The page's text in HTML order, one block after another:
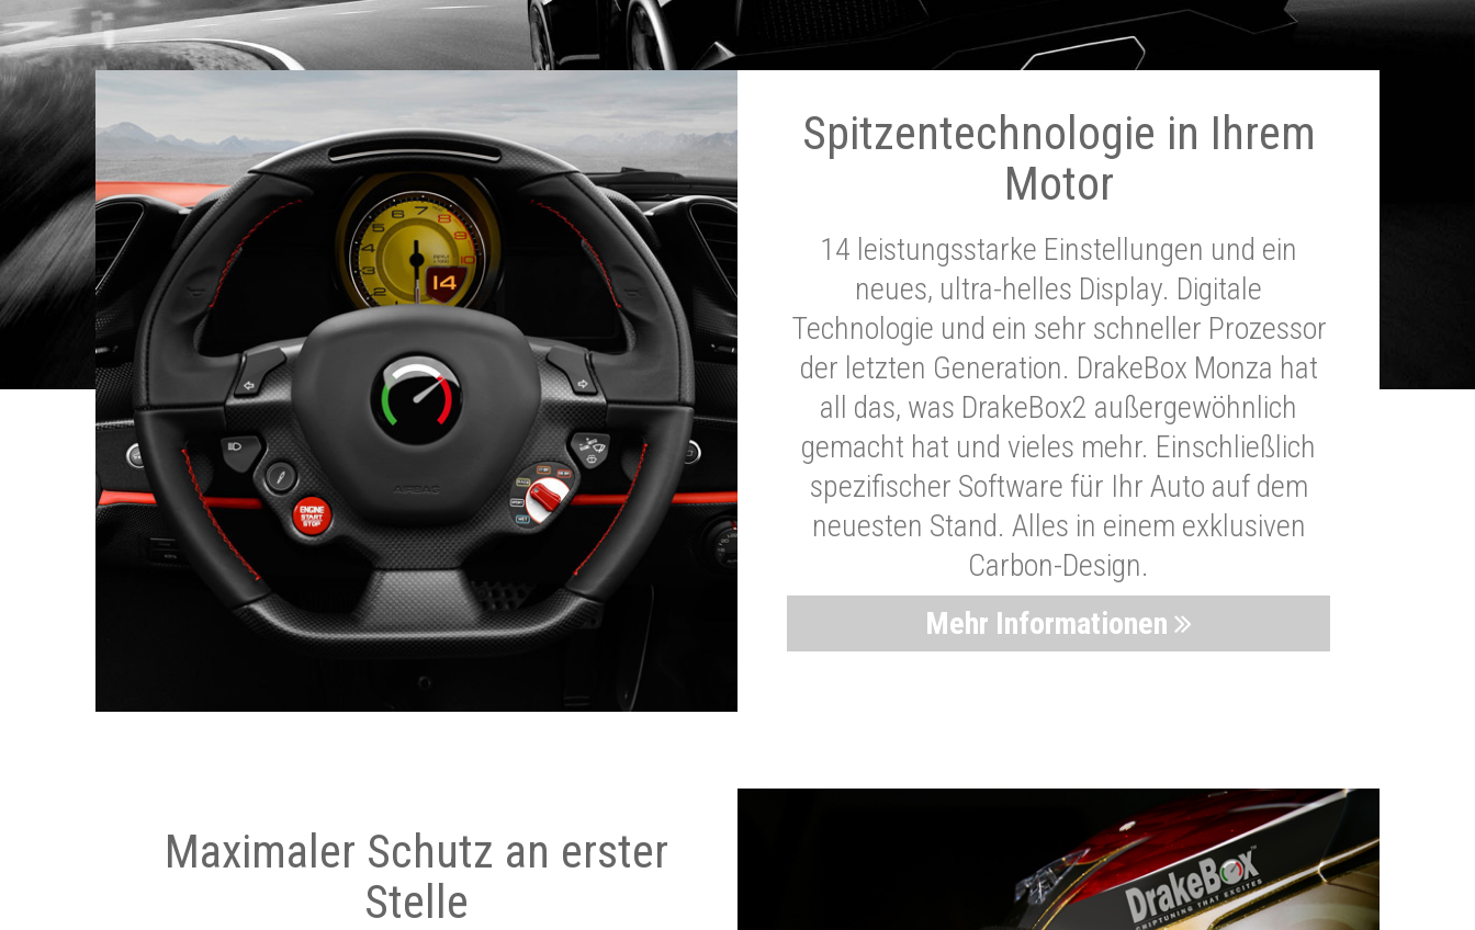
Spitzentechnologie in Ihrem
Motor
14 leistungsstarke Einstellungen und ein
neues, ultra-helles Display. Digitale
Technologie und ein sehr schneller Prozessor
der letzten Generation. DrakeBox Monza hat
all das, was DrakeBox2 außergewöhnlich
gemacht hat und vieles mehr. Einschließlich
spezifischer Software für Ihr Auto auf dem
neuesten Stand. Alles in einem exklusiven
Carbon-Design.
Mehr Informationen
Maximaler Schutz an erster
Stelle